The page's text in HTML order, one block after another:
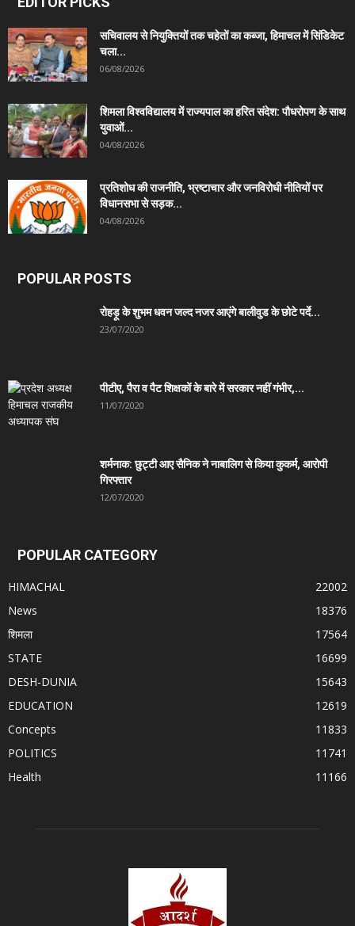
सचिवालय से नियुक्तियों तक चहेतों का कब्जा, हिमाचल में सिंडिकेट
चला...
06/08/2026
शिमला विश्वविद्यालय में राज्यपाल का हरित संदेश: पौधरोपण के साथ
युवाओं...
04/08/2026
प्रतिशोध की राजनीति, भ्रष्टाचार और जनविरोधी नीतियों पर
विधानसभा से सड़क...
04/08/2026
POPULAR POSTS
रोहड़ू के शुभम धवन जल्द नजर आएंगे बालीवुड के छोटे पर्दे...
23/07/2020
पीटीए, पैरा व पैट शिक्षकों के बारे में सरकार नहीं गंभीर,...
11/07/2020
शर्मनाक: छुट्टी आए सैनिक ने नाबालिग से किया कुकर्म, आरोपी
गिरफ्तार
12/07/2020
POPULAR CATEGORY
HIMACHAL
22002
News
18376
शिमला
17564
STATE
16699
DESH-DUNIA
15643
EDUCATION
12619
Concepts
11833
POLITICS
11741
Health
11166